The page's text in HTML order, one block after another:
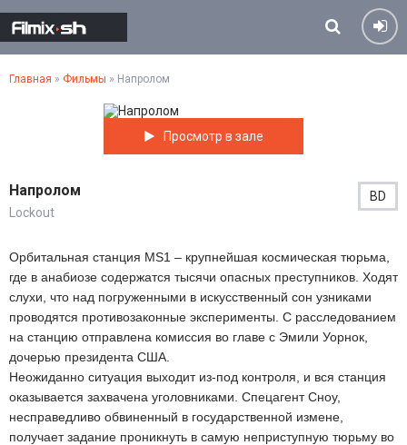
Главная » Фильмы » Напролом
Просмотр в зале
Напролом
Lockout
BD
Орбитальная станция MS1 – крупнейшая космическая тюрьма,
где в анабиозе содержатся тысячи опасных преступников. Ходят
слухи, что над погруженными в искусственный сон узниками
проводятся противозаконные эксперименты. С расследованием
на станцию отправлена комиссия во главе с Эмили Уорнок,
дочерью президента США.
Неожиданно ситуация выходит из-под контроля, и вся станция
оказывается захвачена уголовниками. Спецагент Сноу,
несправедливо обвиненный в государственной измене,
получает задание проникнуть в самую неприступную тюрьму во